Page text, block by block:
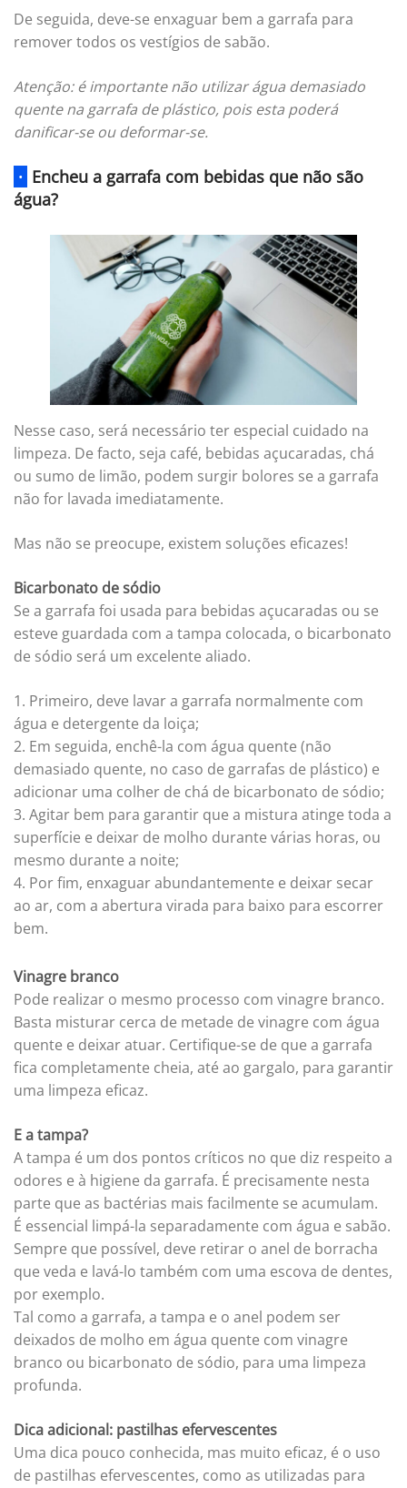
De seguida, deve-se enxaguar bem a garrafa para
remover todos os vestígios de sabão.
Atenção: é importante não utilizar água demasiado
quente na garrafa de plástico, pois esta poderá
danificar-se ou deformar-se.
· Encheu a garrafa com bebidas que não são
água?
Nesse caso, será necessário ter especial cuidado na
limpeza. De facto, seja café, bebidas açucaradas, chá
ou sumo de limão, podem surgir bolores se a garrafa
não for lavada imediatamente.
Mas não se preocupe, existem soluções eficazes!
Bicarbonato de sódio
Se a garrafa foi usada para bebidas açucaradas ou se
esteve guardada com a tampa colocada, o bicarbonato
de sódio será um excelente aliado.
Primeiro, deve lavar a garrafa normalmente com
água e detergente da loiça;
Em seguida, enchê-la com água quente (não
demasiado quente, no caso de garrafas de plástico) e
adicionar uma colher de chá de bicarbonato de sódio;
Agitar bem para garantir que a mistura atinge toda a
superfície e deixar de molho durante várias horas, ou
mesmo durante a noite;
Por fim, enxaguar abundantemente e deixar secar
ao ar, com a abertura virada para baixo para escorrer
bem.
Vinagre branco
Pode realizar o mesmo processo com vinagre branco.
Basta misturar cerca de metade de vinagre com água
quente e deixar atuar. Certifique-se de que a garrafa
fica completamente cheia, até ao gargalo, para garantir
uma limpeza eficaz.
E a tampa?
A tampa é um dos pontos críticos no que diz respeito a
odores e à higiene da garrafa. É precisamente nesta
parte que as bactérias mais facilmente se acumulam.
É essencial limpá-la separadamente com água e sabão.
Sempre que possível, deve retirar o anel de borracha
que veda e lavá-lo também com uma escova de dentes,
por exemplo.
Tal como a garrafa, a tampa e o anel podem ser
deixados de molho em água quente com vinagre
branco ou bicarbonato de sódio, para uma limpeza
profunda.
Dica adicional: pastilhas efervescentes
Uma dica pouco conhecida, mas muito eficaz, é o uso
de pastilhas efervescentes, como as utilizadas para